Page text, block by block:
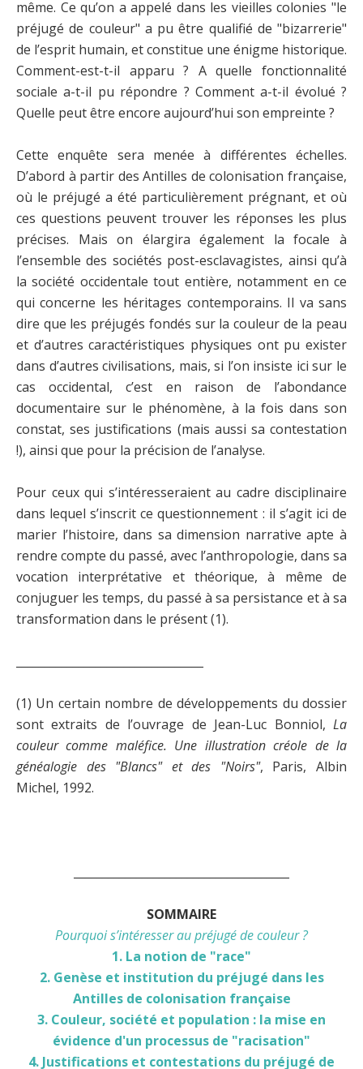
même. Ce qu’on a appelé dans les vieilles colonies "le
préjugé de couleur" a pu être qualifié de "bizarrerie"
de l’esprit humain, et constitue une énigme historique.
Comment-est-t-il apparu ? A quelle fonctionnalité
sociale a-t-il pu répondre ? Comment a-t-il évolué ?
Quelle peut être encore aujourd’hui son empreinte ?
Cette enquête sera menée à différentes échelles.
D’abord à partir des Antilles de colonisation française,
où le préjugé a été particulièrement prégnant, et où
ces questions peuvent trouver les réponses les plus
précises. Mais on élargira également la focale à
l’ensemble des sociétés post-esclavagistes, ainsi qu’à
la société occidentale tout entière, notamment en ce
qui concerne les héritages contemporains. Il va sans
dire que les préjugés fondés sur la couleur de la peau
et d’autres caractéristiques physiques ont pu exister
dans d’autres civilisations, mais, si l’on insiste ici sur le
cas occidental, c’est en raison de l’abondance
documentaire sur le phénomène, à la fois dans son
constat, ses justifications (mais aussi sa contestation
!), ainsi que pour la précision de l’analyse.
Pour ceux qui s’intéresseraient au cadre disciplinaire
dans lequel s’inscrit ce questionnement : il s’agit ici de
marier l’histoire, dans sa dimension narrative apte à
rendre compte du passé, avec l’anthropologie, dans sa
vocation interprétative et théorique, à même de
conjuguer les temps, du passé à sa persistance et à sa
transformation dans le présent(1).
(1) Un certain nombre de développements du dossier
sont extraits de l’ouvrage de Jean-Luc Bonniol, La
couleur comme maléfice. Une illustration créole de la
généalogie des "Blancs" et des "Noirs", Paris, Albin
Michel, 1992.
SOMMAIRE
Pourquoi s’intéresser au préjugé de couleur ?
1. La notion de "race"
2. Genèse et institution du préjugé dans les
Antilles de colonisation française
3. Couleur, société et population : la mise en
évidence d'un processus de "racisation"
4. Justifications et contestations du préjugé de